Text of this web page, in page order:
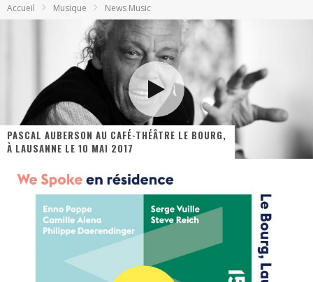
« Le Béton et le Bambou / Propositions pour Mayotte et le Monde. » - Améliorations !
Star Fox
PsyRiver 2026 : la magie revient sur les rives de l’Aar
« MOFUSAND / Parler Japonais » – Des Expressions Pratiques !
Accueil Musique News Music
PASCAL AUBERSON AU CAFÉ-THÉÂTRE LE BOURG,
À LAUSANNE LE 10 MAI 2017